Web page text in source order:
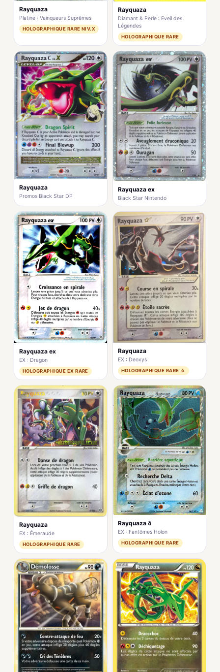
Rayquaza
Platine : Vainqueurs Suprêmes
HOLOGRAPHIQUE RARE NIV.X
Rayquaza
Diamant & Perle : Eveil des
Légendes
HOLOGRAPHIQUE RARE
Rayquaza
Promos Black Star DP
Rayquaza ex
Black Star Nintendo
Rayquaza ex
EX : Dragon
HOLOGRAPHIQUE EX RARE
Rayquaza
EX : Deoxys
HOLOGRAPHIQUE RARE ☆
Rayquaza
EX : Émeraude
HOLOGRAPHIQUE RARE
Rayquaza δ
EX : Fantômes Holon
HOLOGRAPHIQUE RARE